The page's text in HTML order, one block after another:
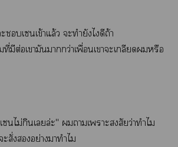
เเข้าแล้ว ะทำยังไดีถ้า
มีต่อเามันากว่าเพื่อนเาะเกลียดหรือ
ไม่กินเล่ะ" าเาะสงสัยว่าทำไม
สั่งอย่างมาทำไม